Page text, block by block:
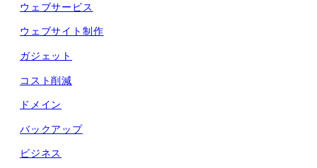
ウェブサービス
ウェブサイト制作
ガジェット
コスト削減
ドメイン
バックアップ
ビジネス